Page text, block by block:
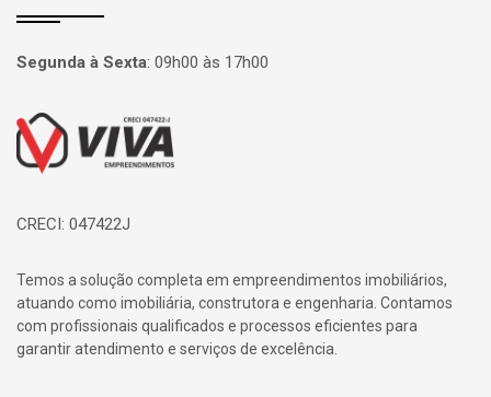
Segunda à Sexta: 09h00 às 17h00
Página inicial
CRECI: 047422J
Temos a solução completa em empreendimentos imobiliários,
atuando como imobiliária, construtora e engenharia. Contamos
com profissionais qualificados e processos eficientes para
garantir atendimento e serviços de excelência.